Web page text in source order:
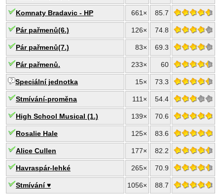
Komnaty Bradavic - HP 661× 85.7
Pár pařmenů(6.) 126× 74.8
Pár pařmenů(7.) 83× 69.3
Pár pařmenů. 233× 60
Speciální jednotka 15× 73.3
Stmívání-proměna 111× 54.4
High School Musical (1.) 139× 70.6
Rosalie Hale 125× 83.6
Alice Cullen 177× 82.2
Havraspár-lehké 265× 70.9
Stmívání ♥ 1056× 88.7